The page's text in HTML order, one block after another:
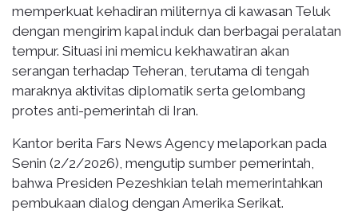
memperkuat kehadiran militernya di kawasan Teluk
dengan mengirim kapal induk dan berbagai peralatan
tempur. Situasi ini memicu kekhawatiran akan
serangan terhadap Teheran, terutama di tengah
maraknya aktivitas diplomatik serta gelombang
protes anti-pemerintah di Iran.
Kantor berita Fars News Agency melaporkan pada
Senin (2/2/2026), mengutip sumber pemerintah,
bahwa Presiden Pezeshkian telah memerintahkan
pembukaan dialog dengan Amerika Serikat.